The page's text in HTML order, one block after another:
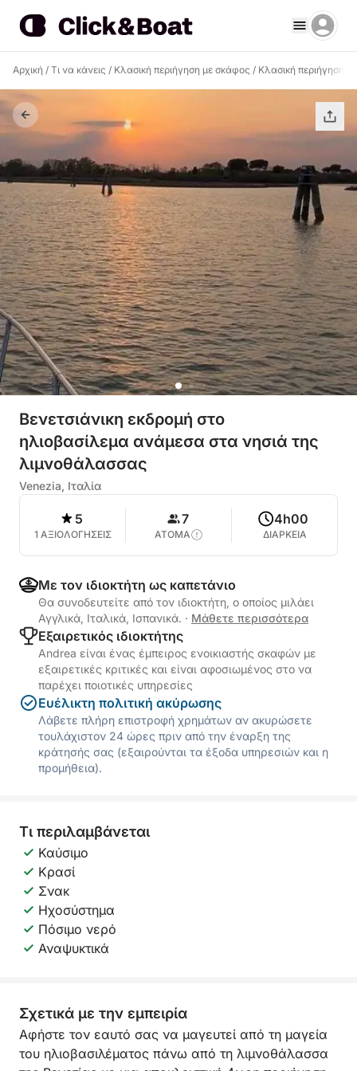
Αρχική / Τι να κάνεις / Κλασική περιήγηση με σκάφος / Κλασική περιήγηση
Βενετσιάνικη εκδρομή στο
ηλιοβασίλεμα ανάμεσα στα νησιά της
λιμνοθάλασσας
Venezia, Ιταλία
5
1 ΑΞΙΟΛΟΓΗΣΕΙΣ
7
ΑΤΟΜΑ
4h00
ΔΙΑΡΚΕΙΑ
Με τον ιδιοκτήτη ως καπετάνιο
Θα συνοδευτείτε από τον ιδιοκτήτη, ο οποίος μιλάει
Αγγλικά, Ιταλικά, Ισπανικά. · Μάθετε περισσότερα
Εξαιρετικός ιδιοκτήτης
Andrea είναι ένας έμπειρος ενοικιαστής σκαφών με
εξαιρετικές κριτικές και είναι αφοσιωμένος στο να
παρέχει ποιοτικές υπηρεσίες
Ευέλικτη πολιτική ακύρωσης
Λάβετε πλήρη επιστροφή χρημάτων αν ακυρώσετε
τουλάχιστον 24 ώρες πριν από την έναρξη της
κράτησής σας (εξαιρούνται τα έξοδα υπηρεσιών και η
προμήθεια).
Τι περιλαμβάνεται
Καύσιμο
Κρασί
Σνακ
Ηχοσύστημα
Πόσιμο νερό
Αναψυκτικά
Σχετικά με την εμπειρία
Αφήστε τον εαυτό σας να μαγευτεί από τη μαγεία
του ηλιοβασιλέματος πάνω από τη λιμνοθάλασσα